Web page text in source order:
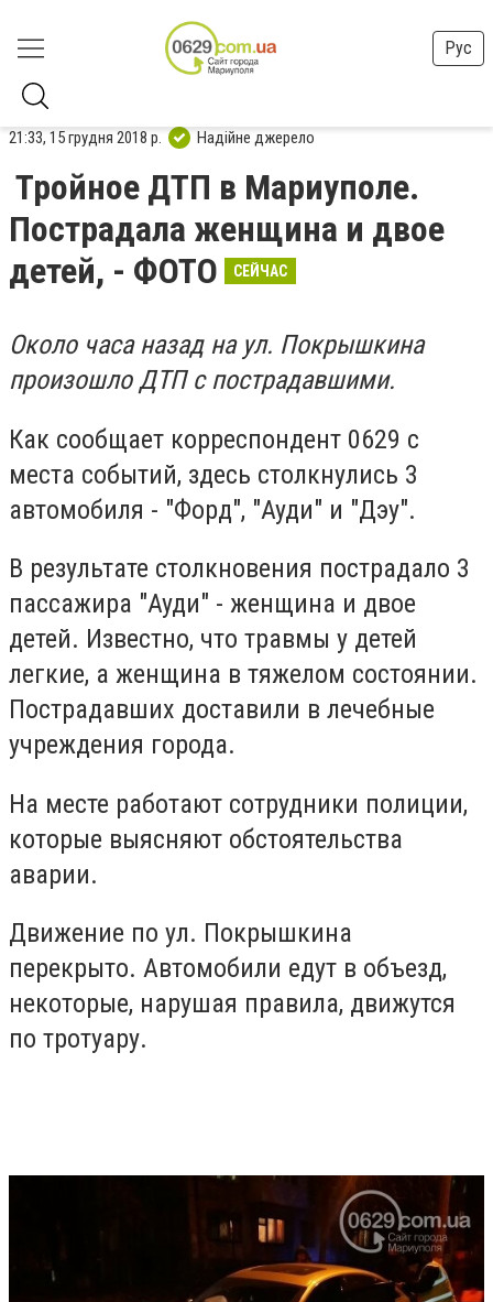
Рус
21:33, 15 грудня 2018 р. Надійне джерело
Тройное ДТП в Мариуполе.
Пострадала женщина и двое
детей, - ФОТО
СЕЙЧАС
Около часа назад на ул. Покрышкина
произошло ДТП с пострадавшими.
Как сообщает корреспондент 0629 с
места событий, здесь столкнулись 3
автомобиля - "Форд", "Ауди" и "Дэу".
В результате столкновения пострадало 3
пассажира "Ауди" - женщина и двое
детей. Известно, что травмы у детей
легкие, а женщина в тяжелом состоянии.
Пострадавших доставили в лечебные
учреждения города.
На месте работают сотрудники полиции,
которые выясняют обстоятельства
аварии.
Движение по ул. Покрышкина
перекрыто. Автомобили едут в объезд,
некоторые, нарушая правила, движутся
по тротуару.